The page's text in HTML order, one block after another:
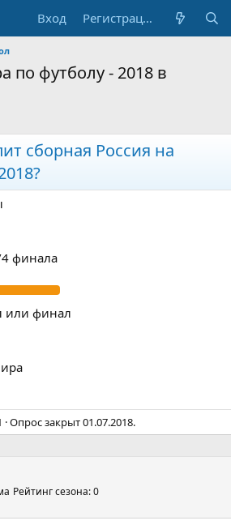
Вход Регистрация
по футболу - 2018 в
сборная Россия на
финала
или финал
Опрос закрыт01.07.2018.
Рейтинг сезона: 0